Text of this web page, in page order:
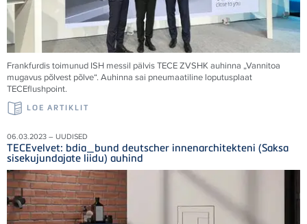
Frankfurdis toimunud ISH messil pälvis TECE ZVSHK auhinna „Vannitoa
mugavus põlvest põlve“. Auhinna sai pneumaatiline loputusplaat
TECEflushpoint.
LOE ARTIKLIT
06.03.2023 – UUDISED
TECEvelvet: bdia_bund deutscher innenarchitekteni (Saksa
sisekujundajate liidu) auhind